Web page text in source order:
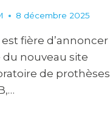
8 décembre 2025
est fière d’annoncer
du nouveau site
de prothèses